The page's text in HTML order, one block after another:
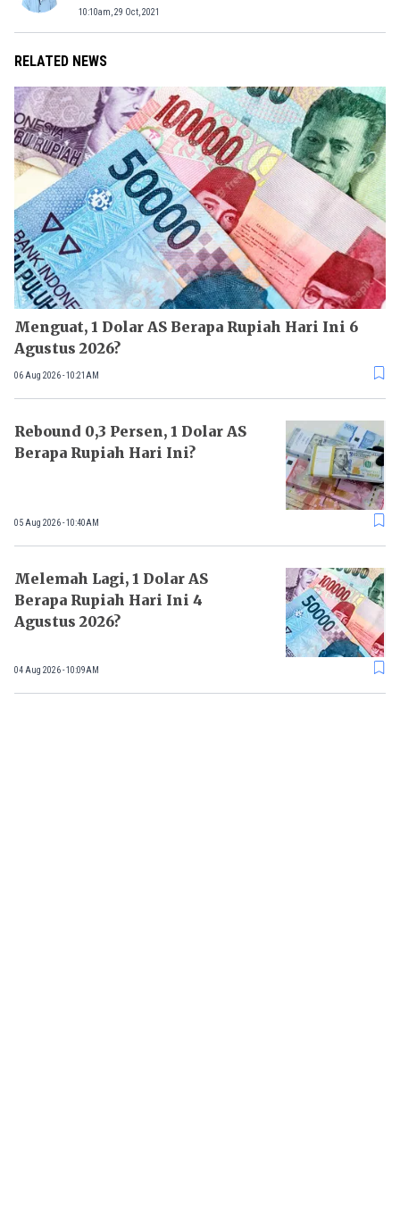
10:10am, 29 Oct, 2021
RELATED NEWS
Menguat, 1 Dolar AS Berapa Rupiah Hari Ini 6
Agustus 2026?
06 Aug 2026 - 10:21AM
Rebound 0,3 Persen, 1 Dolar AS
Berapa Rupiah Hari Ini?
05 Aug 2026 - 10:40AM
Melemah Lagi, 1 Dolar AS
Berapa Rupiah Hari Ini 4
Agustus 2026?
04 Aug 2026 - 10:09AM